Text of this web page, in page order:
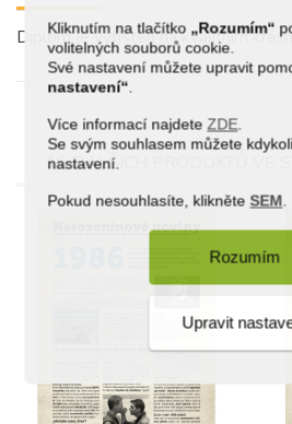
Kliknutím na tlačítko „Rozumím“
volitelných souborů cookie.
Své nastavení můžete upravit
nastavení“
Více informací najdete ZDE
Se svým souhlasem můžete
nastavení.
Pokud nesouhlasíte, klikněte SEM
Rozumím
Upravit
Diplom je vytištěn na kvalitním
16 DALŠÍCH PRODUKTŮ VE